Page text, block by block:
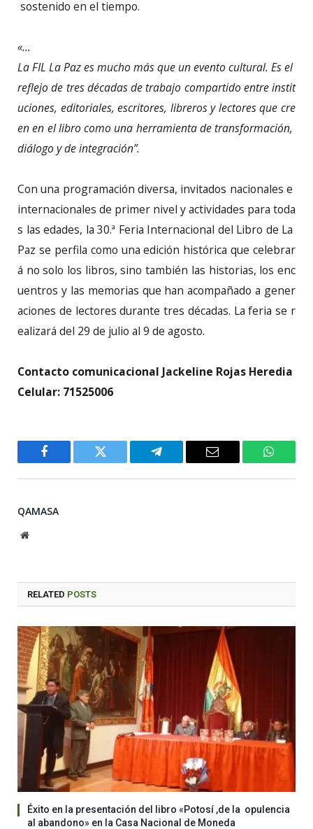
sostenido en el tiempo.
«…
La FIL La Paz es mucho más que un evento cultural. Es el
reflejo de tres décadas de trabajo compartido entre instit
uciones, editoriales, escritores, libreros y lectores que cre
en en el libro como una herramienta de transformación,
diálogo yde integración”.
Con una programación diversa, invitados nacionales e
internacionales de primer nivel y actividades para toda
s las edades, la 30.ª Feria Internacional del Libro de La
Paz se perfila como una edición histórica que celebrar
á no solo los libros, sino también las historias, los enc
uentros y las memorias que han acompañado a gener
aciones de lectores durante tres décadas. La feria se r
ealizará del 29 de julio al 9 de agosto.
Contacto comunicacional Jackeline Rojas Heredia
Celular: 71525006
Facebook Twitter Telegram Email
QAMASA
Website
RELATED POSTS
Éxito en la presentación del libro «Potosí ,de la opulencia
al abandono» en la Casa Nacional de Moneda